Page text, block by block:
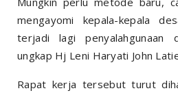
mengayomi kepala-kepala
terjadi lagi penyalahgunaan
ungkap Hj Leni Haryati John
Rapat kerja tersebut turut